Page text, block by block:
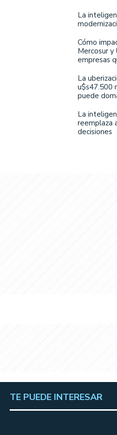
La
Cómo
Mercosur y
empresas
La
u$s47.500
puede
La
reemplaza
decisiones
TE PUEDE INTERESAR